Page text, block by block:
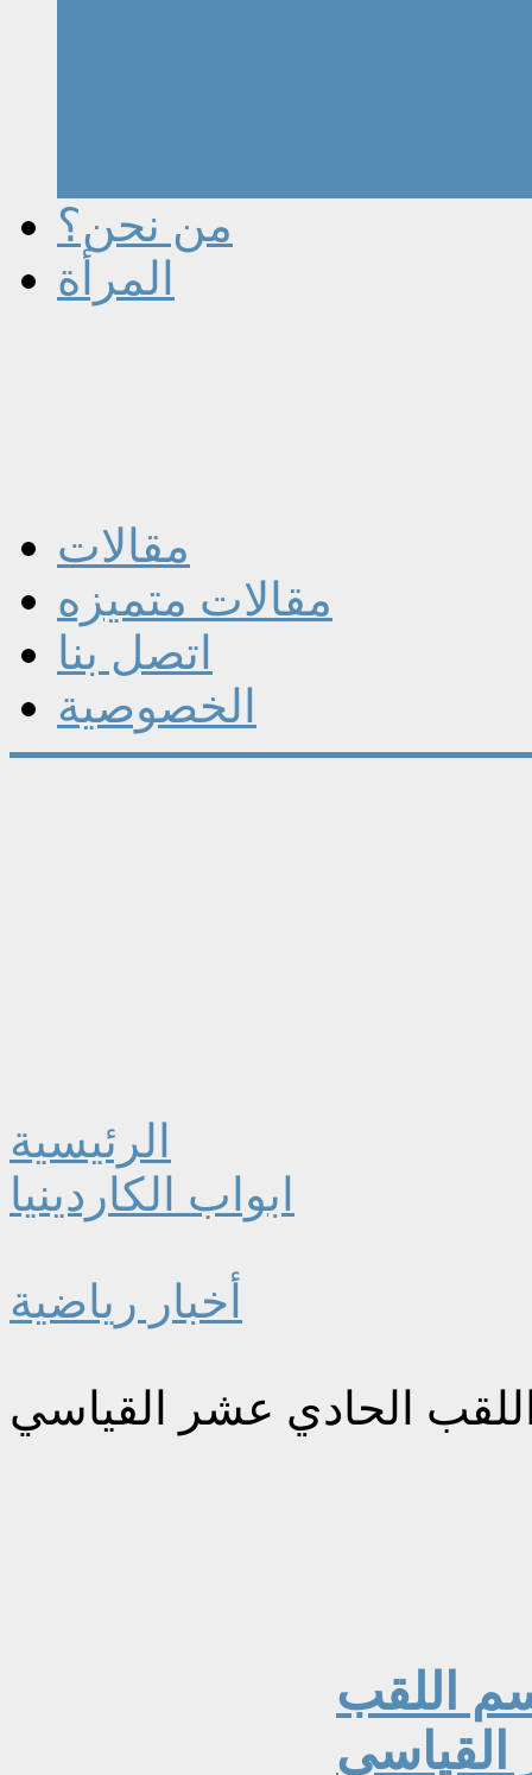
من نحن؟
المرأة
مقالات
مقالات متميزه
اتصل بنا
الخصوصية
الرئيسية
ابواب الكاردينيا
أخبار رياضية
الحادي عشر القياسي
اللقب